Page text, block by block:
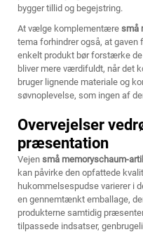
bygger tillid og begejstring.
At vælge komplementære små
tema forhindrer også, at
enkelt produkt bør forstærke
bliver mere værdifuldt, når det
bruger lignende materiale og
søvnoplevelse, som ingen af
Overvejelser
præsentation
Vejen små memoryschaum-
kan påvirke den opfattede
hukommelsespudse varierer i
en gennemtænkt emballage,
produkterne samtidig
tilpassede indsatser,